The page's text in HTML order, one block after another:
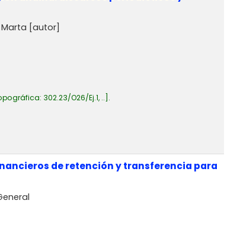
[autor]
302.23/O26/Ej.1, .. .
de retención y transferencia para